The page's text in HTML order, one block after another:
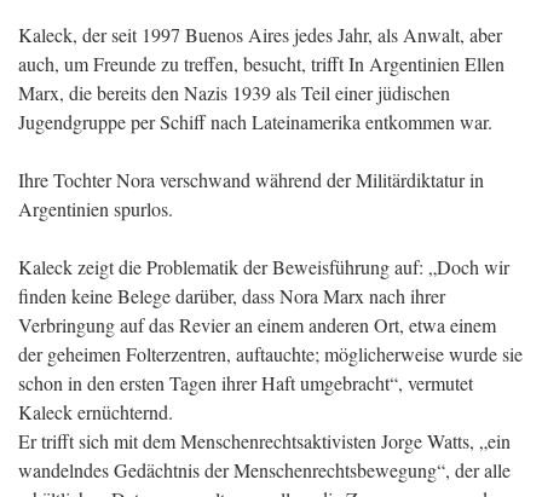
Kaleck, der seit 1997 Buenos Aires jedes Jahr, als Anwalt, aber
auch, um Freunde zu treffen, besucht, trifft In Argentinien Ellen
Marx, die bereits den Nazis 1939 als Teil einer jüdischen
Jugendgruppe per Schiff nach Lateinamerika entkommen war.
Ihre Tochter Nora verschwand während der Militärdiktatur in
Argentinien spurlos.
Kaleck zeigt die Problematik der Beweisführung auf: „Doch wir
finden keine Belege darüber, dass Nora Marx nach ihrer
Verbringung auf das Revier an einem anderen Ort, etwa einem
der geheimen Folterzentren, auftauchte; möglicherweise wurde sie
schon in den ersten Tagen ihrer Haft umgebracht“, vermutet
Kaleck ernüchternd.
Er trifft sich mit dem Menschenrechtsaktivisten Jorge Watts, „ein
wandelndes Gedächtnis der Menschenrechtsbewegung“, der alle